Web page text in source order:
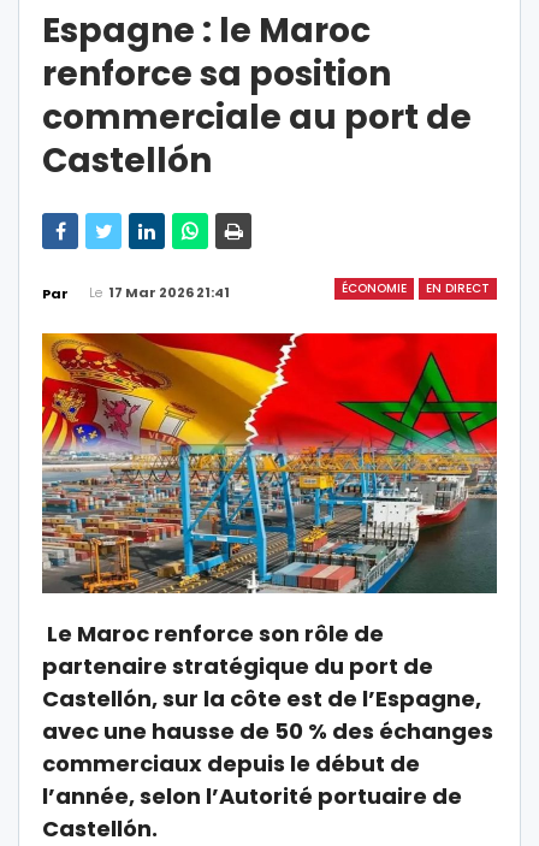
Espagne : le Maroc
renforce sa position
commerciale au port de
Castellón
ÉCONOMIE EN DIRECT
Par Le 17 Mar 2026 21:41
Le Maroc renforce son rôle de
partenaire stratégique du port de
Castellón, sur la côte est de l’Espagne,
avec une hausse de 50 % des échanges
commerciaux depuis le début de
l’année, selon l’Autorité portuaire de
Castellón.